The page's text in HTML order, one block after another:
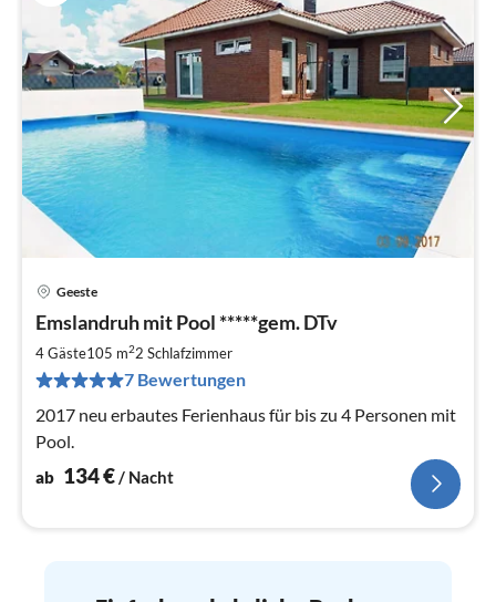
Geeste
Emslandruh mit Pool *****gem. DTv
4 Gäste105 m22 Schlafzimmer
7 Bewertungen
2017 neu erbautes Ferienhaus für bis zu 4 Personen mit
Pool.
ab 134€/ Nacht